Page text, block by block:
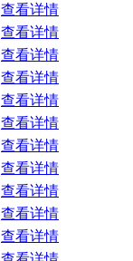
查看详情
查看详情
查看详情
查看详情
查看详情
查看详情
查看详情
查看详情
查看详情
查看详情
查看详情